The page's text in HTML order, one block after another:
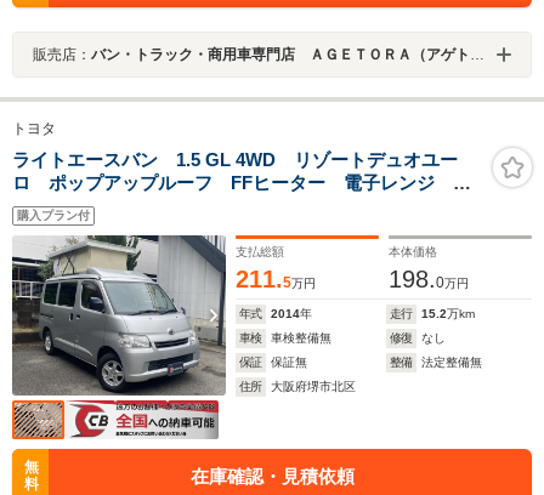
販売店： バン・トラック・商用車専門店 ＡＧＥＴＯＲＡ（アゲトラ）
トヨタ
ライトエースバン 1.5 GL 4WD リゾートデュオユー
ロ ポップアップルーフ FFヒーター 電子レンジ 冷
蔵庫 ソーラーパネル サブバッテリー インバータ
ー オートチャージャー 走行充電 外部充電 サイバ
ーナビ/地デジフルセグ/Bカメラ
購入プラン付
支払総額
211.5万円
本体価格
198.0万円
年式 2014年 走行 15.2万km
車検
車検整備無 修復
なし
保証
保証無 整備
法定整備無
住所
大阪府堺市北区
無
料
在庫確認・見積依頼